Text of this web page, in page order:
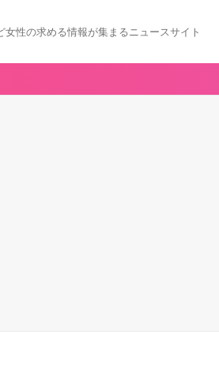
性の求める情報が集まるニュースサイト